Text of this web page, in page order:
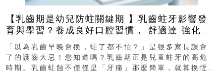
【乳齒期是幼兒防蛀關鍵期 】乳齒蛀牙影響發
育與學習？養成良好口腔習慣， 舒適達 強化琺
瑯質 兒童牙膏防護指南
「以為乳齒早晚會換，蛀了都不怕？」是很多家長誤會
了的護齒大忌！您知道嗎？乳齒期正是兒童蛀牙的高危
時期。乳齒蛀蝕不僅僅是「牙痛」那麼簡單，就算換恆